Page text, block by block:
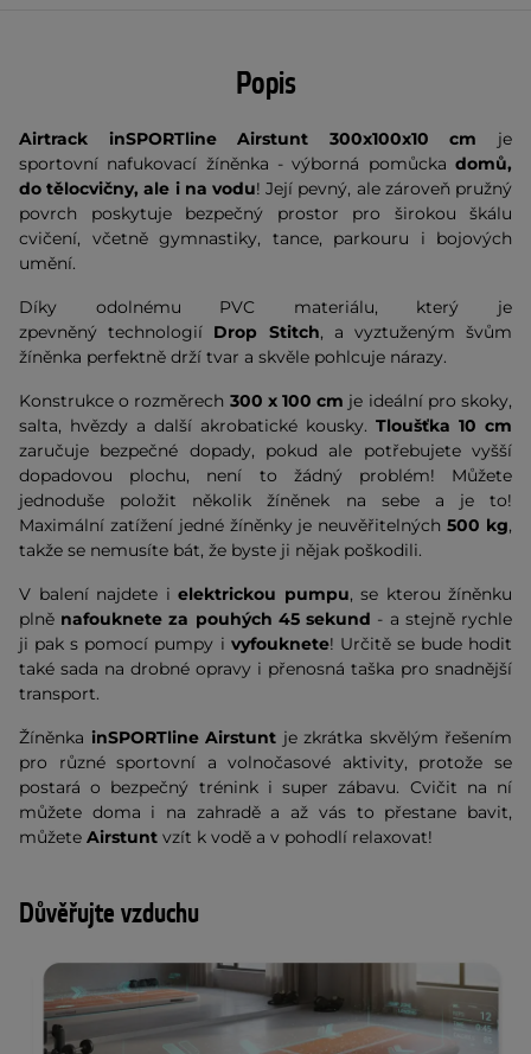
Popis
Airtrack inSPORTline Airstunt 300x100x10 cm je
sportovní nafukovací žíněnka - výborná pomůcka domů,
do tělocvičny, ale i na vodu! Její pevný, ale zároveň pružný
povrch poskytuje bezpečný prostor pro širokou škálu
cvičení, včetně gymnastiky, tance, parkouru i bojových
umění.
Díky odolnému PVC materiálu, který je
zpevněný technologií Drop Stitch, a vyztuženým švům
žíněnka perfektně drží tvar a skvěle pohlcuje nárazy.
Konstrukce o rozměrech 300 x 100 cm je ideální pro skoky,
salta, hvězdy a další akrobatické kousky. Tloušťka 10 cm
zaručuje bezpečné dopady, pokud ale potřebujete vyšší
dopadovou plochu, není to žádný problém! Můžete
jednoduše položit několik žíněnek na sebe a je to!
Maximální zatížení jedné žíněnky je neuvěřitelných 500 kg,
takže se nemusíte bát, že byste ji nějak poškodili.
V balení najdete i elektrickou pumpu, se kterou žíněnku
plně nafouknete za pouhých 45 sekund - a stejně rychle
ji pak s pomocí pumpy i vyfouknete! Určitě se bude hodit
také sada na drobné opravy i přenosná taška pro snadnější
transport.
Žíněnka inSPORTline Airstunt je zkrátka skvělým řešením
pro různé sportovní a volnočasové aktivity, protože se
postará o bezpečný trénink i super zábavu. Cvičit na ní
můžete doma i na zahradě a až vás to přestane bavit,
můžete Airstunt vzít k vodě a v pohodlí relaxovat!
Důvěřujte vzduchu